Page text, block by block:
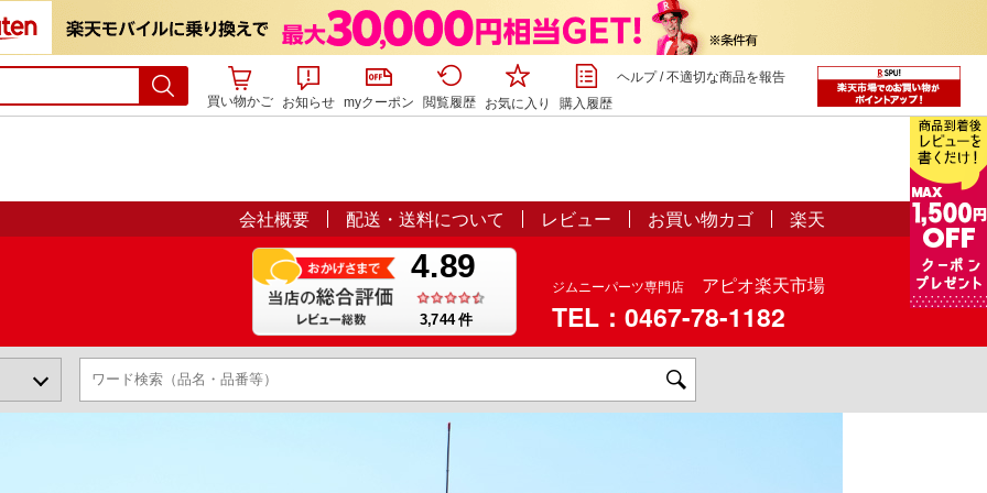
買い物かご お知らせ myクーポン 閲覧履歴 お気に入り 購入履歴
ヘルプ/不適切な商品を報告